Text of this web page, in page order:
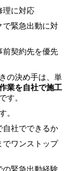
理に対応
で緊急出動に対
前契約先を優先
の決め手は、単
業を自社で施工
す。
。
自社でできるか
でワンストップ
の緊急出動経験